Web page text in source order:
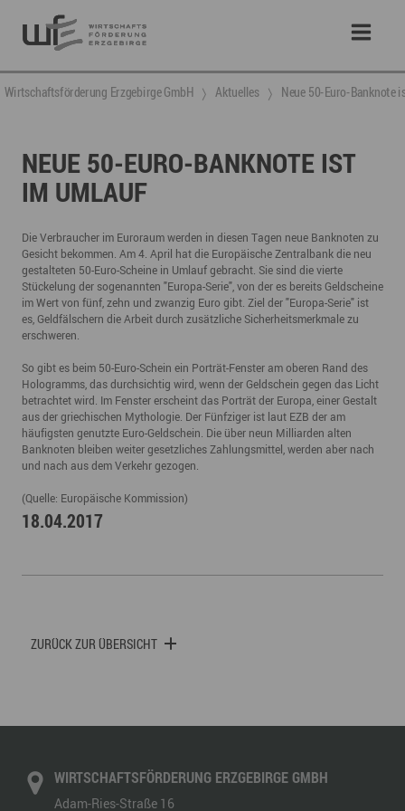
Wirtschaftsförderung Erzgebirge GmbH Aktuelles Neue 50-Euro-Banknote
NEUE 50-EURO-BANKNOTE IST
IM UMLAUF
Die Verbraucher im Euroraum werden in diesen Tagen neue Banknoten zu
Gesicht bekommen. Am 4. April hat die Europäische Zentralbank die neu
gestalteten 50-Euro-Scheine in Umlauf gebracht. Sie sind die vierte
Stückelung der sogenannten "Europa-Serie", von der es bereits Geldscheine
im Wert von fünf, zehn und zwanzig Euro gibt. Ziel der "Europa-Serie" ist
es, Geldfälschern die Arbeit durch zusätzliche Sicherheitsmerkmale zu
erschweren.
So gibt es beim 50-Euro-Schein ein Porträt-Fenster am oberen Rand des
Hologramms, das durchsichtig wird, wenn der Geldschein gegen das Licht
betrachtet wird. Im Fenster erscheint das Porträt der Europa, einer Gestalt
aus der griechischen Mythologie. Der Fünfziger ist laut EZB der am
häufigsten genutzte Euro-Geldschein. Die über neun Milliarden alten
Banknoten bleiben weiter gesetzliches Zahlungsmittel, werden aber nach
und nach aus dem Verkehr gezogen.
(Quelle: Europäische Kommission)
18.04.2017
ZURÜCK ZUR ÜBERSICHT
WIRTSCHAFTSFÖRDERUNG ERZGEBIRGE GMBH
Adam-Ries-Straße 16